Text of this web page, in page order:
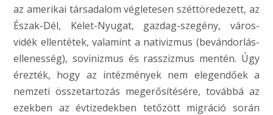
az amerikai társadalom végletesen széttöredezett, az
Észak-Dél, Kelet-Nyugat, gazdag-szegény, város-
vidék ellentétek, valamint a nativizmus (bevándorlás-
ellenesség), sovinizmus és rasszizmus mentén. Úgy
érezték, hogy az intézmények nem elegendőek a
nemzeti összetartozás megerősítésére, továbbá az
ezekben az évtizedekben tetőzött migráció során